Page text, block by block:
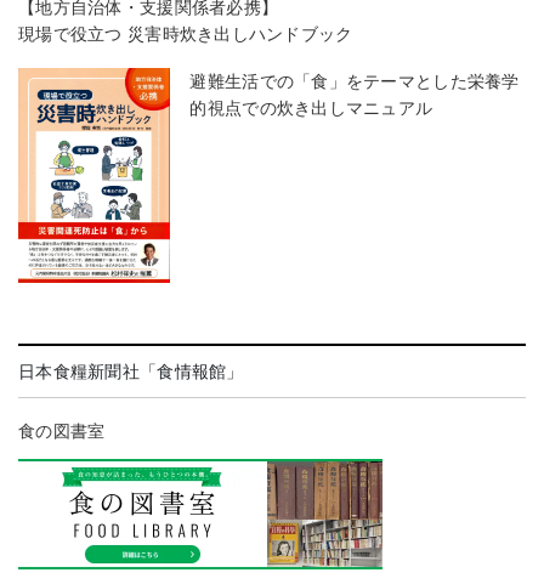
【地方自治体・支援関係者必携】
現場で役立つ 災害時炊き出しハンドブック
避難生活での「食」をテーマとした栄養学
的視点での炊き出しマニュアル
日本食糧新聞社「食情報館」
食の図書室